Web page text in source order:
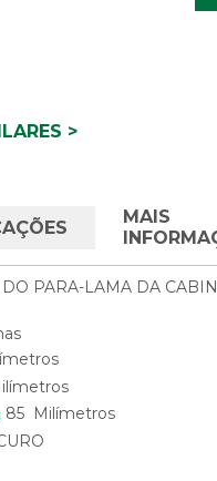
>
MAIS
PARA-LAMA DA
85 Milímetros